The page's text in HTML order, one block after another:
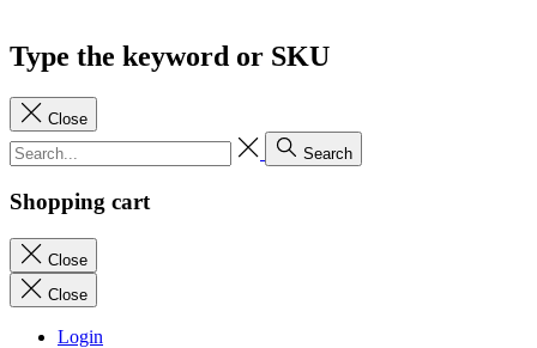
Type the keyword or SKU
Close
Search
Shopping cart
Close
Close
Login